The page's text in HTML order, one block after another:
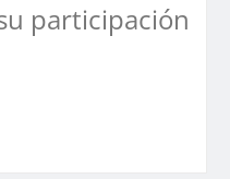
participación